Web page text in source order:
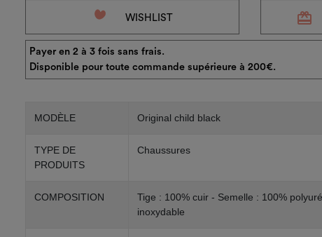
favorite_border WISHLIST redeem
Payer en 2 à 3 fois sans frais.
Disponible pour toute commande supérieure à 200€.
MODÈLE Original child black
TYPE DE
PRODUITS
Chaussures
COMPOSITION
Tige : 100% cuir - Semelle : 100%
inoxydable